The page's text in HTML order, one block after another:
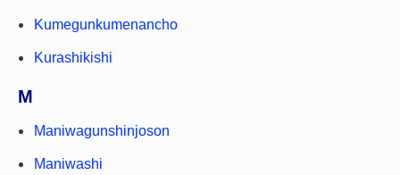
Kumegunkumenancho
Kurashikishi
M
Maniwagunshinjoson
Maniwashi